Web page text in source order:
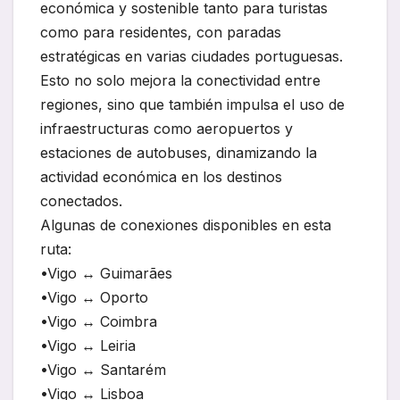
económica y sostenible tanto para turistas
como para residentes, con paradas
estratégicas en varias ciudades portuguesas.
Esto no solo mejora la conectividad entre
regiones, sino que también impulsa el uso de
infraestructuras como aeropuertos y
estaciones de autobuses, dinamizando la
actividad económica en los destinos
conectados.
Algunas de conexiones disponibles en esta
ruta:
•Vigo ↔ Guimarães
•Vigo ↔ Oporto
•Vigo ↔ Coimbra
•Vigo ↔ Leiria
•Vigo ↔ Santarém
•Vigo ↔ Lisboa